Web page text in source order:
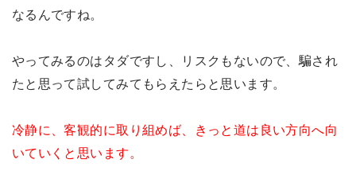
なるんですね。
やってみるのはタダですし、リスクもないので、騙され
たと思って試してみてもらえたらと思います。
冷静に、客観的に取り組めば、きっと道は良い方向へ向
いていくと思います。